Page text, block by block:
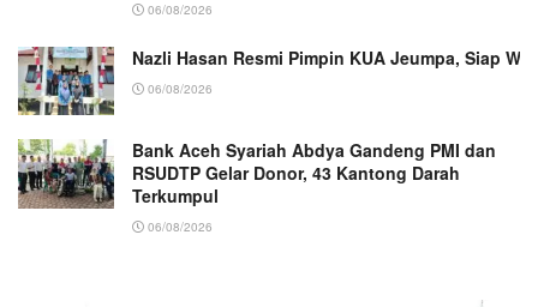
06/08/2026
Nazli Hasan Resmi Pimpin KUA Jeumpa, Siap
06/08/2026
Bank Aceh Syariah Abdya Gandeng PMI dan
RSUDTP Gelar Donor, 43 Kantong Darah
Terkumpul
06/08/2026